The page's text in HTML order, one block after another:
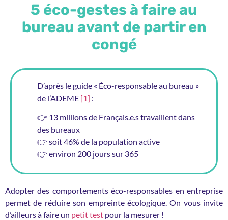
5 éco-gestes à faire au
bureau avant de partir en
congé
D’après le guide « Éco-responsable au bureau »
de l’ADEME [1] :
👉 13 millions de Français.e.s travaillent dans
des bureaux
👉 soit 46% de la population active
👉 environ 200 jours sur 365
Adopter des comportements éco-responsables en entreprise
permet de réduire son empreinte écologique. On vous invite
d’ailleurs à faire un petit test pour la mesurer !